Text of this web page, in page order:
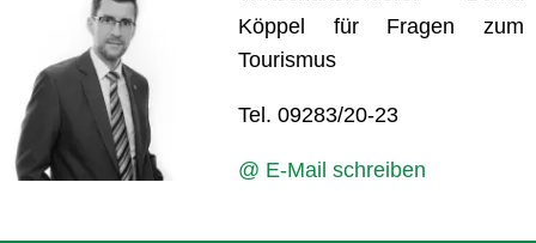
Köppel für Fragen zum
Tourismus
Tel. 09283/20-23
@ E-Mail schreiben